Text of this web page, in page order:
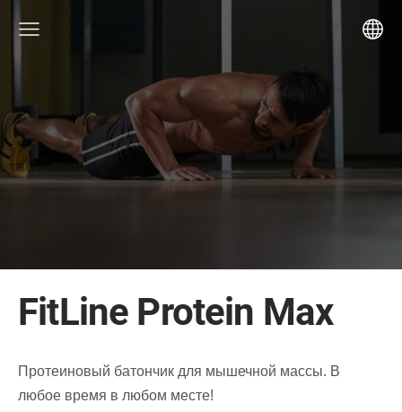
FitLine Protein Max
Протеиновый батончик для мышечной массы. В
любое время в любом месте!